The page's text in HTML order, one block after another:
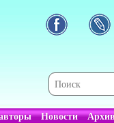
Новости